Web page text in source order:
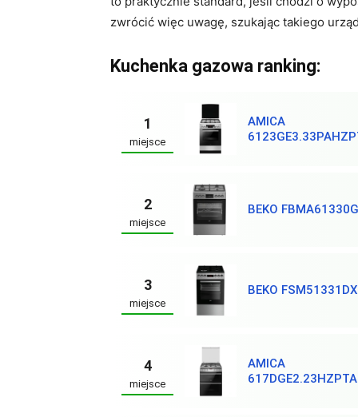
zwrócić więc uwagę, szukając takiego
Kuchenka gazowa ranking:
1
miejsce
AMICA
2
miejsce
BEKO
3
miejsce
BEKO
4
miejsce
AMICA